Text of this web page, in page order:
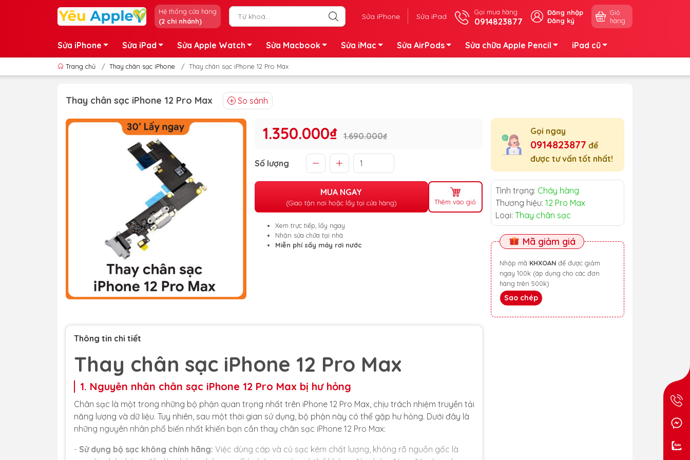
Hệ thống cửa hàng
(2 chi nhánh)
Sửa iPhone Sửa iPad Gọi mua hàng
0914823877
Đăng nhập
Đăng ký
Giỏ
hàng
Sửa iPhone Sửa iPad Sửa Apple Watch Sửa Macbook Sửa iMac Sửa AirPods Sửa chữa Apple Pencil iPad cũ
Trang chủ / Thay chân sạc iPhone / Thay chân sạc iPhone 12 Pro Max
Thay chân sạc iPhone 12 Pro Max So sánh
1.350.000₫ 1.690.000₫
Số lượng
MUA NGAY
(Giao tận nơi hoặc lấy tại cửa hàng) Thêm vào giỏ
Xem trực tiếp, lấy ngay
Nhận sửa chữa tại nhà
Miễn phí sấy máy rơi nước
Gọi ngay
0914823877 để
được tư vấn tốt nhất!
Tình trạng: Cháy hàng
Thương hiệu: 12 Pro Max
Loại: Thay chân sạc
Mã giảm giá
Nhập mã KHXOAN
ngay 100k (áp dụng cho các đơn
hàng trên 500k)
Sao chép
Thông tin chi tiết
Thay chân sạc iPhone 12 Pro Max
1. Nguyên nhân chân sạc iPhone 12 Pro Max bị hư hỏng
Chân sạc là một trong những bộ phận quan trọng nhất trên iPhone 12 Pro Max, chịu trách nhiệm truyền tải
năng lượng và dữ liệu. Tuy nhiên, sau một thời gian sử dụng, bộ phận này có thể gặp hư hỏng. Dưới đây là
những nguyên nhân phổ biến nhất khiến bạn cần thay chân sạc iPhone 12 Pro Max:
- Sử dụng bộ sạc không chính hãng: Việc dùng cáp và củ sạc kém chất lượng, không rõ nguồn gốc là